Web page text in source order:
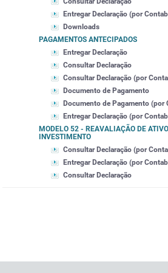
Entregar Declaração (por
Downloads
PAGAMENTOS ANTECIPADOS
Entregar Declaração
Consultar Declaração
Consultar Declaração (por
Documento de Pagamento
Documento de Pagamento
Entregar Declaração (por
MODELO 52 - REAVALIAÇÃO DE
INVESTIMENTO
Consultar Declaração (por
Entregar Declaração (por
Consultar Declaração